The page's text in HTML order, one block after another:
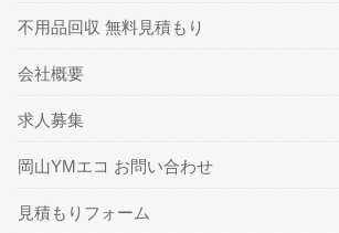
不用品回収 無料見積もり
会社概要
求人募集
岡山YMエコ お問い合わせ
見積もりフォーム